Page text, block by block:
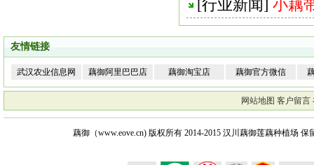
[行业新闻] 小藕
友情链接
武汉农业信息网 藕御阿里巴巴店 藕御淘宝店 藕御官方微信
网站地图 客户留言
藕御（www.eove.cn) 版权所有2014-2015 汉川藕御莲藕种植场 保